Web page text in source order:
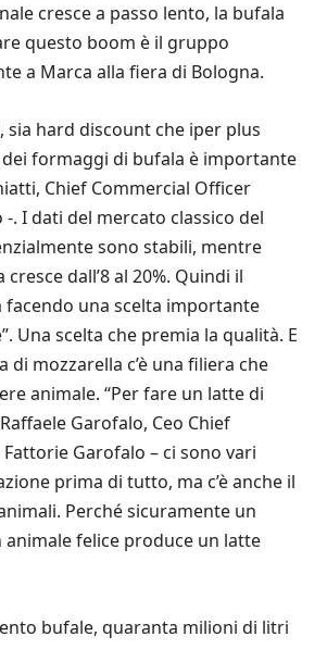
cresce a passo lento, la bufala
questo boom è il gruppo
a Marca alla fiera di Bologna.
sia hard discount che iper plus
dei formaggi di bufala è importante
Chief Commercial Officer
. I dati del mercato classico del
sono stabili, mentre
cresce dall’8 al 20%. Quindi il
facendo una scelta importante
Una scelta che premia la qualità. E
mozzarella c’è una filiera che
animale. “Per fare un latte di
Garofalo, Ceo Chief
Garofalo – ci sono vari
prima di tutto, ma c’è anche il
Perché sicuramente un
animale felice produce un latte
bufale, quaranta milioni di litri